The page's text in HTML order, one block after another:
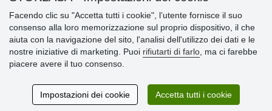
© Stoklasa textilní galanterie s.r.o. 2026.
Facendo clic su "Accetta tutti i cookie", l’utente fornisce il suo
consenso alla loro memorizzazione sul proprio dispositivo, il che
aiuta con la navigazione del sito, l'analisi dell'utilizzo dei dati e le
nostre iniziative di marketing. Puoi rifiutarti di farlo , ma ci farebbe
piacere avere il tuo consenso.
Impostazioni dei cookie Accetta tutti i cookie